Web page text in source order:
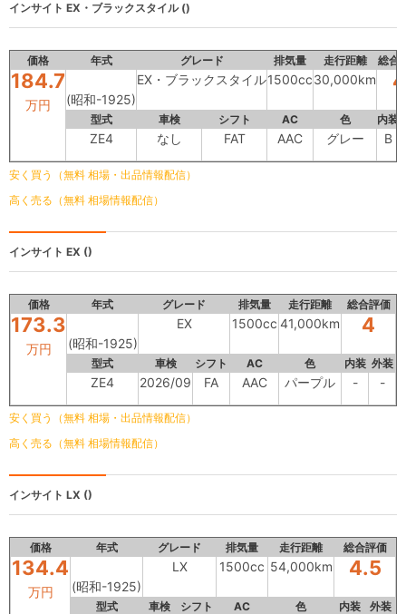
インサイト EX・ブラックスタイル ()
価格 年式 グレード 排気量 走行距離 総合
184.7
万円 (昭和-1925)
EX・ブラックスタイル1500cc30,000km 4
型式 車検 シフト AC 色 内装
ZE4 なし FAT AAC グレー B
安く買う（無料 相場・出品情報配信）
高く売る（無料 相場情報配信）
インサイト EX ()
価格 年式 グレード 排気量 走行距離 総合評価
173.3
万円 (昭和-1925)
EX 1500cc 41,000km 4
型式 車検 シフト AC 色 内装 外装
ZE4 2026/09 FA AAC パープル - -
安く買う（無料 相場・出品情報配信）
高く売る（無料 相場情報配信）
インサイト LX ()
価格 年式 グレード 排気量 走行距離 総合評価
134.4
万円 (昭和-1925)
LX 1500cc 54,000km 4.5
型式 車検 シフト AC 色 内装 外装